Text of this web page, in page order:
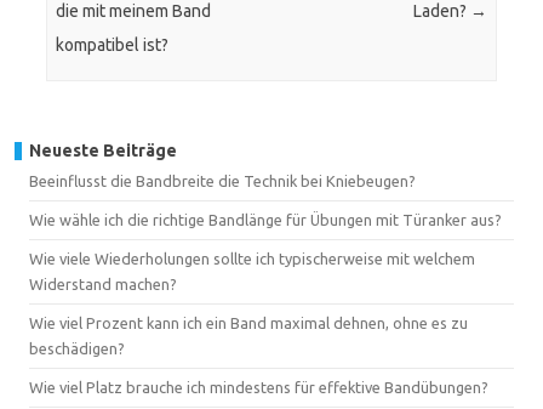
die mit meinem Band
kompatibel ist?
Laden? →
Neueste Beiträge
Beeinflusst die Bandbreite die Technik bei Kniebeugen?
Wie wähle ich die richtige Bandlänge für Übungen mit Türanker aus?
Wie viele Wiederholungen sollte ich typischerweise mit welchem
Widerstand machen?
Wie viel Prozent kann ich ein Band maximal dehnen, ohne es zu
beschädigen?
Wie viel Platz brauche ich mindestens für effektive Bandübungen?